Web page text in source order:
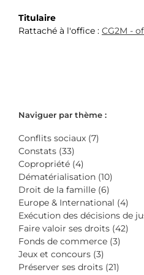
Titulaire
Rattaché à l'office : CG2M -
Naviguer par thème :
Conflits sociaux (7)
Constats (33)
Copropriété (4)
Dématérialisation (10)
Droit de la famille (6)
Europe & International (4)
Exécution des décisions de
Faire valoir ses droits (42)
Fonds de commerce (3)
Jeux et concours (3)
Préserver ses droits (21)